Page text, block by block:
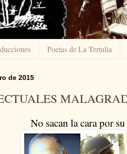
Poetas de La Tertulia
de 2015
No sacan la cara por